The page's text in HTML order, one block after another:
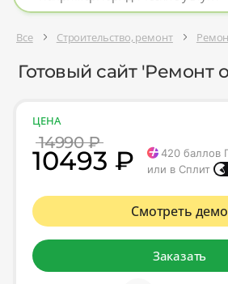
Все Строительство, ремонт
Готовый сайт 'Ремонт
ЦЕНА
14990 ₽
10493 ₽ 420 баллов
или в Сплит
Смотреть демо
Заказать